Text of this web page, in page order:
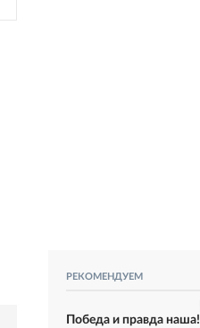
РЕКОМЕНДУЕМ
Победа и правда наша!